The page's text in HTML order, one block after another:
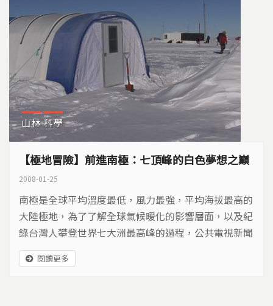
山林 科學
【極地冒險】前進南極：七頂峰的白色夢想之巔
2008-01-25
南極是全球平均溫度最低，風力最強，平均海拔最高的
大陸極地，為了了解全球氣候暖化的影響層面，以及紀
錄台灣人攀登世界七大洲最高峰的過程，公共電視新聞
部首度前進南極，全程紀錄登山隊員，在惡劣的極地
中，攀登南極洲最高峰的艱辛歷程，並用鏡頭見證白色
閱讀更多